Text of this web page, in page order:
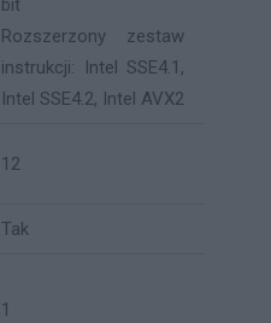
bit
Rozszerzony zestaw
instrukcji: Intel SSE4.1,
Intel SSE4.2, Intel AVX2
12
Tak
1